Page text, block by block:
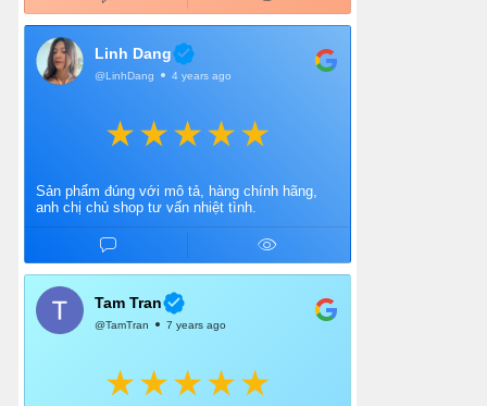
Linh Dang
@LinhDang 4 years ago
Sản phẩm đúng với mô tả, hàng chính hãng,
anh chị chủ shop tư vấn nhiệt tình.
Tam Tran
@TamTran 7 years ago